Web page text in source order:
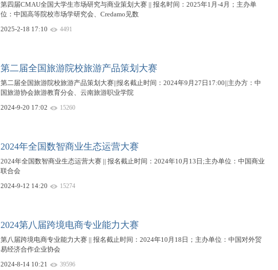
第四届CMAU全国大学生市场研究与商业策划大赛 || 报名时间：2025年1月-4月；主办单
位：中国高等院校市场学研究会、Credamo见数
2025-2-18 17:10
4491
第二届全国旅游院校旅游产品策划大赛
第二届全国旅游院校旅游产品策划大赛||报名截止时间：2024年9月27日17:00||主办方：中
国旅游协会旅游教育分会、云南旅游职业学院
2024-9-20 17:02
15260
2024年全国数智商业生态运营大赛
2024年全国数智商业生态运营大赛 || 报名截止时间：2024年10月13日;主办单位：中国商业
联合会
2024-9-12 14:20
15274
2024第八届跨境电商专业能力大赛
第八届跨境电商专业能力大赛 || 报名截止时间：2024年10月18日；主办单位：中国对外贸
易经济合作企业协会
2024-8-14 10:21
39596